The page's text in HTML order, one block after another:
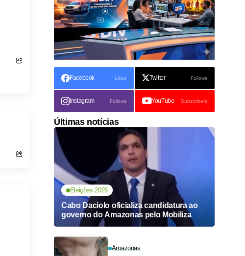
Facebook Likes Twitter Follows
Instagram Follows YouTube Subscribers
Últimas notícias
Eleições 2026
Cabo Daciolo oficializa candidatura ao
governo do Amazonas pelo Mobiliza
Amazonas